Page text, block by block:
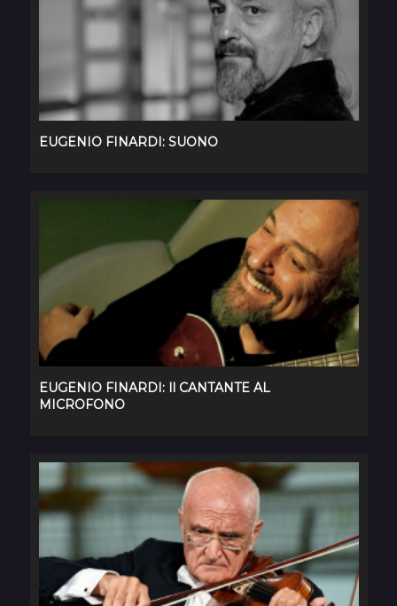
EUGENIO FINARDI: SUONO
EUGENIO FINARDI: Il CANTANTE AL
MICROFONO